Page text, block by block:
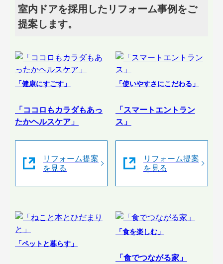
室内ドアを採用したリフォーム事例をご
提案します。
「健康にすごす」
「ココロもカラダもあっ
たかヘルスケア」
リフォーム提案
を見る
「使いやすさにこだわる」
「スマートエントラン
ス」
リフォーム提案
を見る
「ペットと暮らす」
「食を楽しむ」
「食でつながる家」